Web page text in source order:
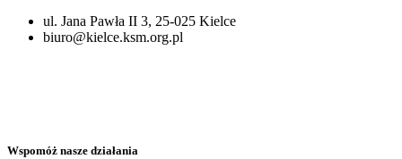
ul. Jana Pawła II 3, 25-025 Kielce
biuro@kielce.ksm.org.pl
Wspomóż nasze działania